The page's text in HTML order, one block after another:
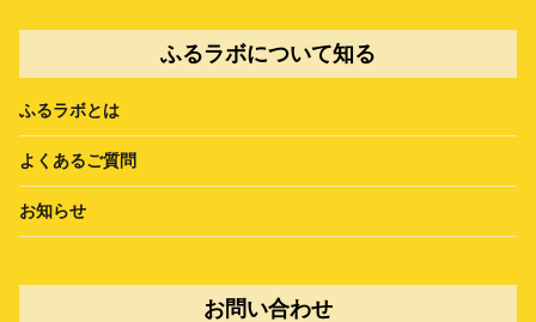
ふるラボについて知る
ふるラボとは
よくあるご質問
お知らせ
お問い合わせ